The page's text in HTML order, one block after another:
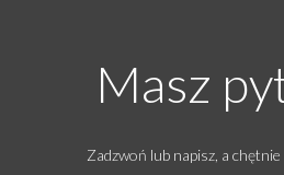
Masz
Zadzwoń lub napisz, a